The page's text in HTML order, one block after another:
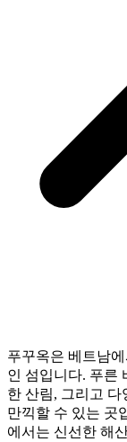
푸꾸옥은 베트남
인 섬입니다. 푸른
한 산림, 그리고
만끽할 수 있는 곳
에서는 신선한 해